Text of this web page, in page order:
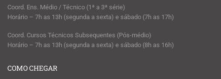
Coord. Ens. Médio / Técnico (1ª a 3ª série)
Horário – 7h as 13h (segunda a sexta) e sábado (7h as 17h)
Coord. Cursos Técnicos Subsequentes (Pós-médio)
Horário – 7h as 13h (segunda a sexta) e sábado (8h as 16h)
COMO CHEGAR